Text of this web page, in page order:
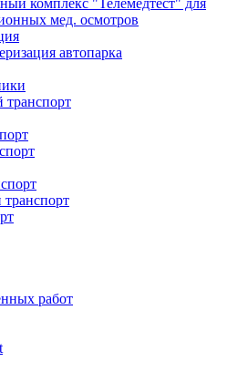
комплекс "Телемедтест" для
мед. осмотров
автопарка
транспорт
работ